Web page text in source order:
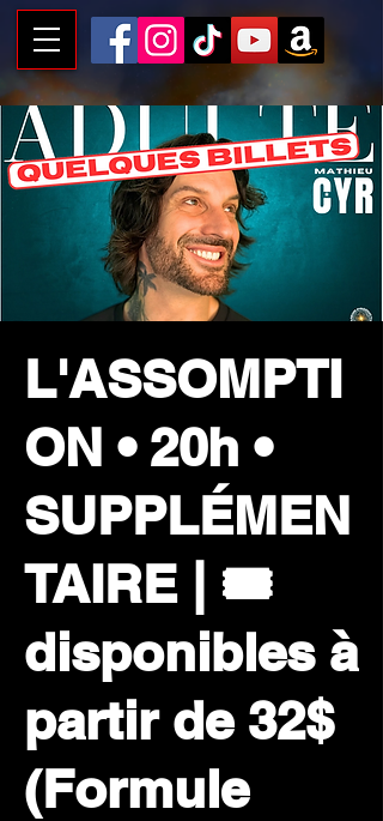
L'ASSOMPTI
ON • 20h •
SUPPLÉMEN
TAIRE | 🎟️
disponibles à
partir de 32$
(Formule